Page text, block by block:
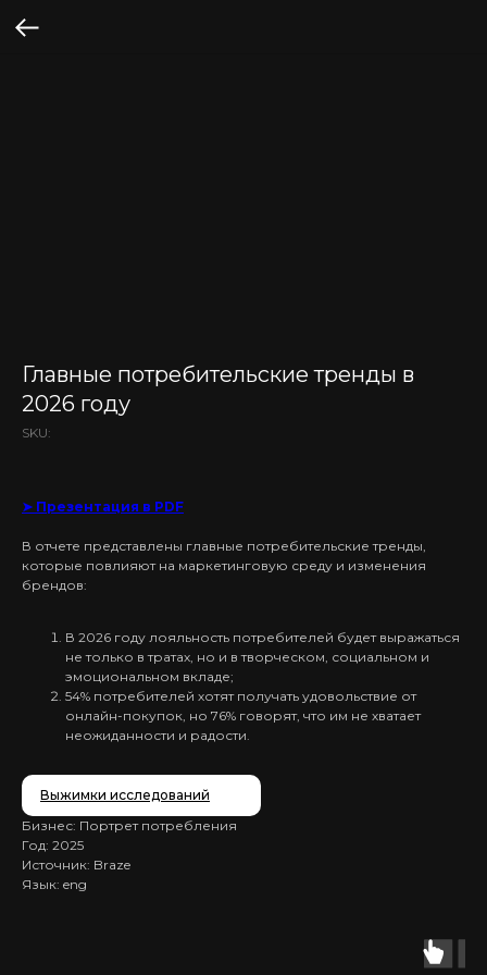
Главные потребительские тренды в
2026 году
SKU:
➤ Презентация в PDF
В отчете представлены главные потребительские тренды,
которые повлияют на маркетинговую среду и изменения
брендов:
В 2026 году лояльность потребителей будет выражаться
не только в тратах, но и в творческом, социальном и
эмоциональном вкладе;
54% потребителей хотят получать удовольствие от
онлайн-покупок, но 76% говорят, что им не хватает
неожиданности и радости.
Выжимки исследований
Бизнес: Портрет потребления
Год: 2025
Источник: Braze
Язык: eng